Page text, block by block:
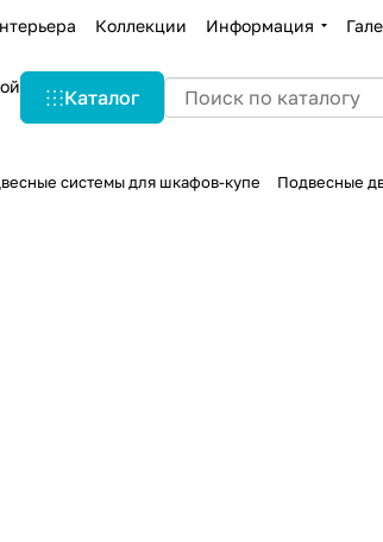
Коллекции Информация
Каталог
системы для шкафов-купе Подвесные